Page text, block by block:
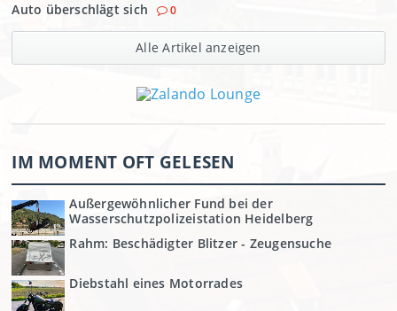
Auto überschlägt sich 0
Alle Artikel anzeigen
IM MOMENT OFT GELESEN
Außergewöhnlicher Fund bei der
Wasserschutzpolizeistation Heidelberg
Rahm: Beschädigter Blitzer - Zeugensuche
Diebstahl eines Motorrades